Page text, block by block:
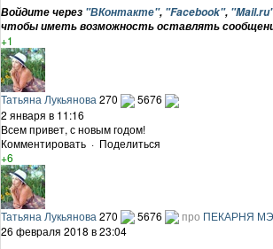
Войдите через "ВКонтакте", "Facebook",
чтобы иметь возможность оставлять
+1
Татьяна Лукьянова 270
5676
2 января в 11:16
Всем привет, с новым годом!
Комментировать · Поделиться
+6
Татьяна Лукьянова 270 5676 про ПЕКАРНЯ
26 февраля 2018 в 23:04